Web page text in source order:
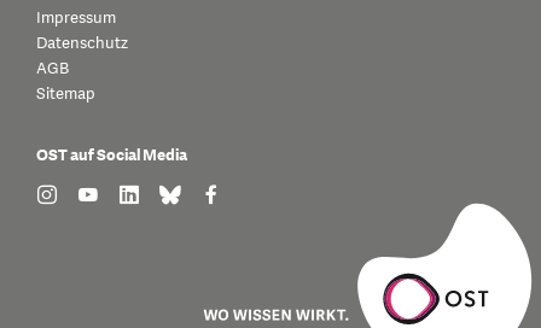
Impressum
Datenschutz
AGB
Sitemap
OST auf Social Media
find us on: instagram
find us on: youtube
find us on: linkedin
find us on: bluesky
find us on: facebook